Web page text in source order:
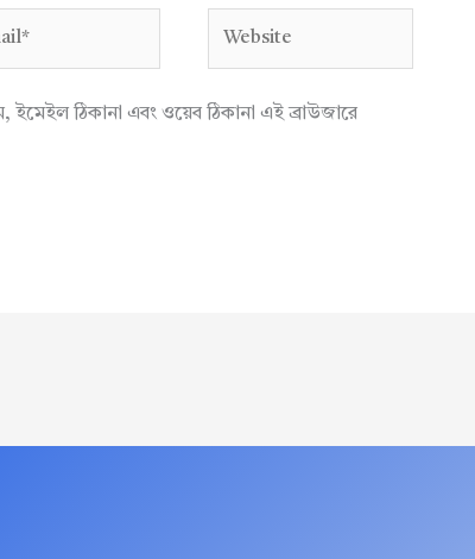
ইমেইল ঠিকানা এবং ওয়েব ঠিকানা এই ব্রাউজারে